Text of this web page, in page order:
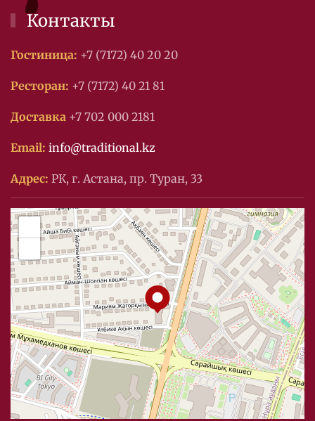
Контакты
Гостиница: +7 (7172) 40 20 20
Ресторан: +7 (7172) 40 21 81
Доставка +7 702 000 2181
Email: info@traditional.kz
Адрес: РК, г. Астана, пр. Туран, 33